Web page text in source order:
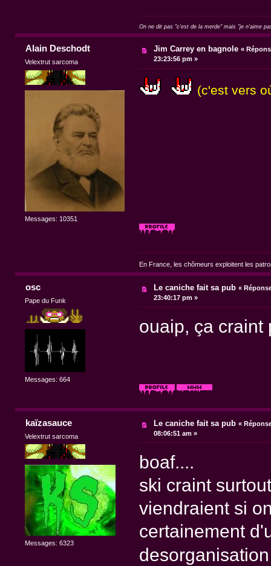
On ne dit pas "c'est de la merde" mais "je n'aime
Alain Deschodt
Velextrut sarcoma
Messages: 10351
Jim Carrey en bagnole «
23:23:56 pm »
(c'est vers
En France, les chômeurs exploitent les
osc
Pape du Funk
Messages: 664
Le caniche fait sa pub «
23:40:17 pm »
ouaip, ça craint
kaïzasauce
Velextrut sarcoma
Messages: 6323
Le caniche fait sa pub «
08:06:51 am »
boaf....
ski craint
viendraient si
certainement